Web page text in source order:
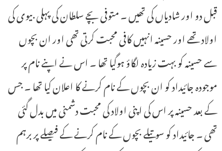
قبل دو اور شادیاں کی تھیں ۔ متوفی بچے سلطان کی پہلی بیوی کی
اولاد تھے اور حسینہ انہیں کافی محبت کرتی تھی اور ان بچوں
سے حسینہ کو بہت زیادہ لگاؤ ہوگیا تھا ۔ اس نے اپنے نام پر
موجودہ جائیداد کو ان بچوں کے نام کرنے کا اعلان کیا تھا ۔ جس
کے بعد حسینہ پر اس کی اپنی اولاد کی محبت دشمنی میں بدل گئی
تھی ۔ جائیداد کو سوتیلے بچوں کے نام کرنے کے فیصلے پر برہم